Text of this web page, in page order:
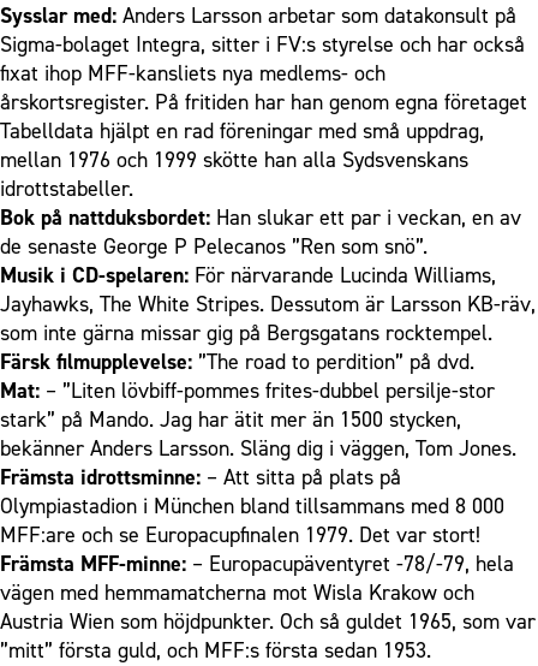
Sysslar med: Anders Larsson arbetar som datakonsult på
Sigma-bolaget Integra, sitter i FV:s styrelse och har också
fixat ihop MFF-kansliets nya medlems- och
årskortsregister. På fritiden har han genom egna företaget
Tabelldata hjälpt en rad föreningar med små uppdrag,
mellan 1976 och 1999 skötte han alla Sydsvenskans
idrottstabeller.
Bok på nattduksbordet: Han slukar ett par i veckan, en av
de senaste George P Pelecanos ”Ren som snö”.
Musik i CD-spelaren: För närvarande Lucinda Williams,
Jayhawks, The White Stripes. Dessutom är Larsson KB-räv,
som inte gärna missar gig på Bergsgatans rocktempel.
Färsk filmupplevelse: ”The road to perdition” på dvd.
Mat: – ”Liten lövbiff-pommes frites-dubbel persilje-stor
stark” på Mando. Jag har ätit mer än 1500 stycken,
bekänner Anders Larsson. Släng dig i väggen, Tom Jones.
Främsta idrottsminne: – Att sitta på plats på
Olympiastadion i München bland tillsammans med 8 000
MFF:are och se Europacupfinalen 1979. Det var stort!
Främsta MFF-minne: – Europacupäventyret -78/-79, hela
vägen med hemmamatcherna mot Wisla Krakow och
Austria Wien som höjdpunkter. Och så guldet 1965, som var
”mitt” första guld, och MFF:s första sedan 1953.